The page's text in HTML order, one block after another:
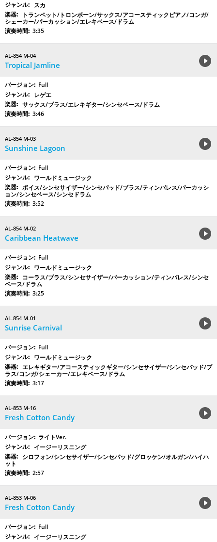
スカ
トランペット/トロンボーン/サックス/アコースティックピアノ/コンガ/
シェーカー/パーカッション/エレキベース/ドラム
3:35
AL-854 M-04
Tropical Jamline
Full
レゲエ
サックス/ブラス/エレキギター/シンセベース/ドラム
3:46
AL-854 M-03
Sunshine Lagoon
Full
ワールドミュージック
ボイス/シンセサイザー/シンセパッド/ブラス/ティンバレス/パーカッシ
ョン/シンセベース/シンセドラム
3:52
AL-854 M-02
Caribbean Heatwave
Full
ワールドミュージック
コーラス/ブラス/シンセサイザー/パーカッション/ティンバレス/シンセ
ベース/ドラム
3:25
AL-854 M-01
Sunrise Carnival
Full
ワールドミュージック
エレキギター/アコースティックギター/シンセサイザー/シンセパッド/ブ
ラス/コンガ/シェーカー/エレキベース/ドラム
3:17
AL-853 M-16
Fresh Cotton Candy
ライトVer.
イージーリスニング
シロフォン/シンセサイザー/シンセパッド/グロッケン/オルガン/ハイハ
ット
2:57
AL-853 M-06
Fresh Cotton Candy
Full
イージーリスニング